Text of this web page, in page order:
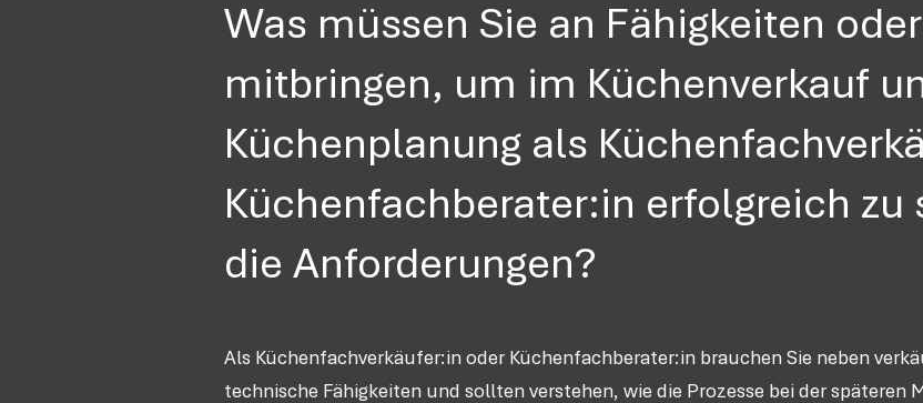
Was müssen Sie an Fähigkeiten
mitbringen, um im Küchenverkauf
Küchenplanung als
Küchenfachberater:in erfolgreich zu
die Anforderungen?
Als Küchenfachverkäufer:in oder Küchenfachberater:in brauchen Sie neben
technische Fähigkeiten und sollten verstehen, wie die Prozesse bei der späteren